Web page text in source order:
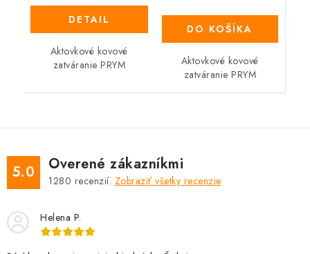
DETAIL
Aktovkové kovové
zatváranie PRYM
DO KOŠÍKA
Aktovkové kovové
zatváranie PRYM
5.0 Overené zákazníkmi
1280 recenzií. Zobraziť všetky recenzie
Helena P.